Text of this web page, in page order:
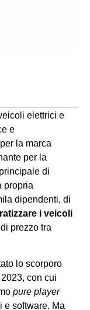
dei
elettrici e
e
la marca
per la
di
propria
dipendenti, di
i veicoli
prezzo tra
lo scorporo
con cui
pure player
e software. Ma